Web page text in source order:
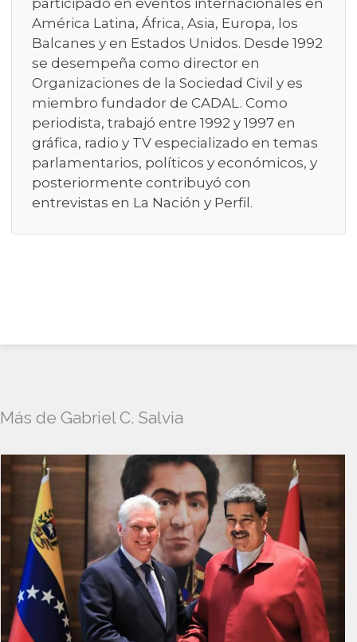
participado en eventos internacionales en
América Latina, África, Asia, Europa, los
Balcanes y en Estados Unidos. Desde 1992
se desempeña como director en
Organizaciones de la Sociedad Civil y es
miembro fundador de CADAL. Como
periodista, trabajó entre 1992 y 1997 en
gráfica, radio y TV especializado en temas
parlamentarios, políticos y económicos, y
posteriormente contribuyó con
entrevistas en La Nación y Perfil.
Más de Gabriel C. Salvia